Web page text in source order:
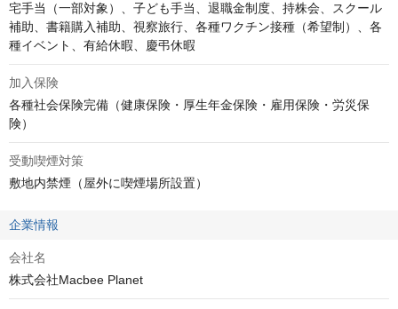
宅手当（一部対象）、子ども手当、退職金制度、持株会、スクール
補助、書籍購入補助、視察旅行、各種ワクチン接種（希望制）、各
種イベント、有給休暇、慶弔休暇
加入保険
各種社会保険完備（健康保険・厚生年金保険・雇用保険・労災保
険）
受動喫煙対策
敷地内禁煙（屋外に喫煙場所設置）
企業情報
会社名
株式会社Macbee Planet